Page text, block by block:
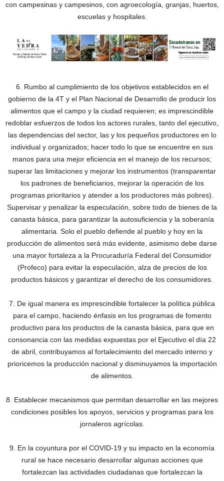
con campesinas y campesinos, con agroecología, granjas, huertos,
escuelas y hospitales.
6. Rumbo al cumplimiento de los objetivos establecidos en el
gobierno de la 4T y el Plan Nacional de Desarrollo de producir los
alimentos que el campo y la ciudad requieren; es imprescindible
redoblar esfuerzos de todos los actores rurales, tanto del ejecutivo,
las dependencias del sector, las y los pequeños productores en lo
individual y organizados; hacer todo lo que se encuentre en sus
manos para una mejor eficiencia en el manejo de los recursos;
superar las limitaciones y mejorar los instrumentos (transparentar
los padrones de beneficiarios, mejorar la operación de los
programas prioritarios y atender a los productores más pobres).
Supervisar y penalizar la especulación, sobre todo de bienes de la
canasta básica, para garantizar la autosuficiencia y la soberanía
alimentaria. Solo el pueblo defiende al pueblo y hoy en la
producción de alimentos será más evidente, asimismo debe darse
una mayor fortaleza a la Procuraduría Federal del Consumidor
(Profeco) para evitar la especulación, alza de precios de los
productos básicos y garantizar el derecho de los consumidores.
7. De igual manera es imprescindible fortalecer la política pública
para el campo, haciendo énfasis en los programas de fomento
productivo para los productos de la canasta básica, para que en
consonancia con las medidas expuestas por el Ejecutivo el día 22
de abril, contribuyamos al fortalecimiento del mercado interno y
prioricemos la producción nacional y disminuyamos la importación
de alimentos.
8. Establecer mecanismos que permitan desarrollar en las mejores
condiciones posibles los apoyos, servicios y programas para los
jornaleros agrícolas.
9. En la coyuntura por el COVID-19 y su impacto en la economía
rural se hace necesario desarrollar algunas acciones que
fortalezcan las actividades ciudadanas que fortalezcan la